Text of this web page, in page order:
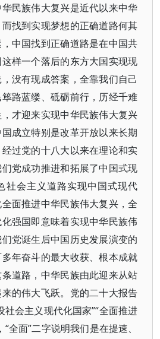
民族伟大复兴是近代以来中华
找到实现梦想的正确道路何其
中国找到正确道路是在中国共
样一个落后的东方大国实现现
没有现成答案，全靠我们自己
路蓝缕、砥砺前行，历经千难
才迎来实现中华民族伟大复兴
成立特别是改革开放以来长期
过党的十八大以来在理论和实
党成功推进和拓展了中国式现
社会主义道路实现中国式现代
面推进中华民族伟大复兴，全
强国即意味着实现中华民族伟
党诞生后中国历史发展演变的
年奋斗的最大收获、根本成就
道路，中华民族由此迎来从站
的伟大飞跃。党的二十大报告
社会主义现代化国家”“全面推进
全面”二字说明我们是在提速、